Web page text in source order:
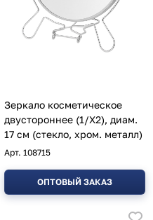
Зеркало косметическое
двустороннее (1/Х2), диам.
17 см (стекло, хром. металл)
Арт. 108715
ОПТОВЫЙ ЗАКАЗ